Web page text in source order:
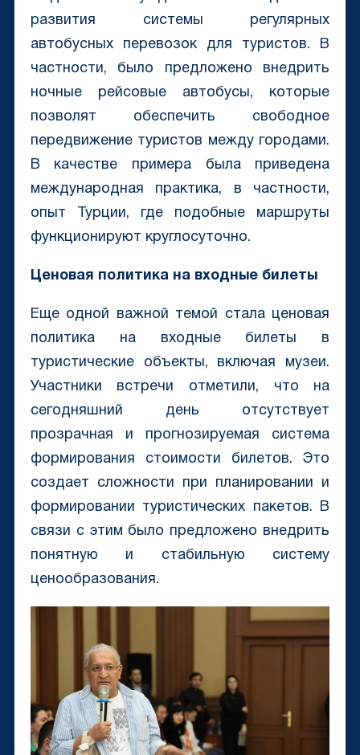
развития системы регулярных
автобусных перевозок для туристов. В
частности, было предложено внедрить
ночные рейсовые автобусы, которые
позволят обеспечить свободное
передвижение туристов между городами.
В качестве примера была приведена
международная практика, в частности,
опыт Турции, где подобные маршруты
функционируют круглосуточно.
Ценовая политика на входные билеты
Еще одной важной темой стала ценовая
политика на входные билеты в
туристические объекты, включая музеи.
Участники встречи отметили, что на
сегодняшний день отсутствует
прозрачная и прогнозируемая система
формирования стоимости билетов. Это
создает сложности при планировании и
формировании туристических пакетов. В
связи с этим было предложено внедрить
понятную и стабильную систему
ценообразования.